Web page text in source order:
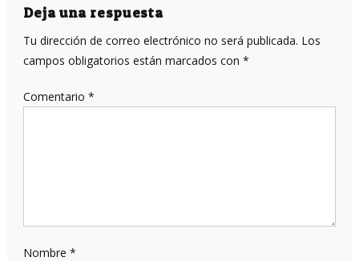
entradas
Deja una respuesta
Tu dirección de correo electrónico no será publicada. Los
campos obligatorios están marcados con *
Comentario *
Nombre *